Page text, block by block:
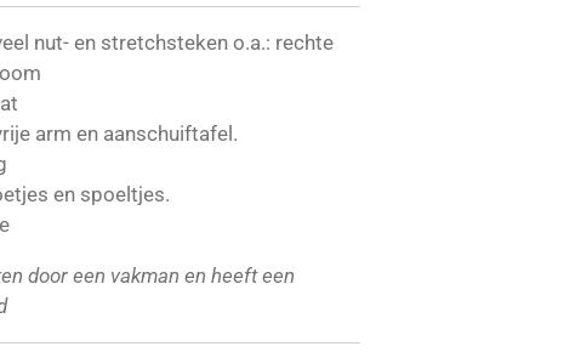
nut- en stretchsteken o.a.: rechte
arm en aanschuiftafel.
en spoeltjes.
door een vakman en heeft een